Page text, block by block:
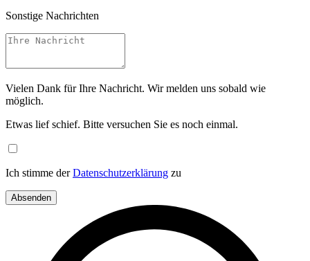
Sonstige Nachrichten
Vielen Dank für Ihre Nachricht. Wir melden uns sobald wie
möglich.
Etwas lief schief. Bitte versuchen Sie es noch einmal.
Ich stimme derDatenschutzerklärung zu
Absenden